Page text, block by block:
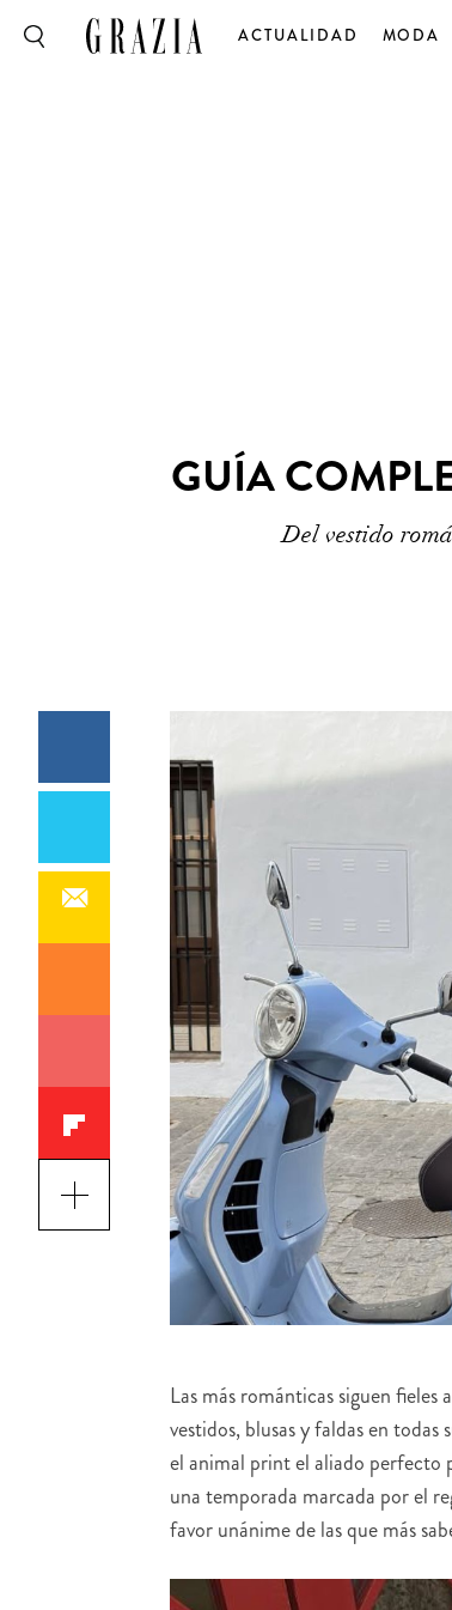
ACTUALIDAD MODA
GUÍA
Del vestido
Las más románticas siguen
vestidos, blusas y faldas en
el animal print el aliado perfecto
una temporada marcada por el
favor unánime de las que más